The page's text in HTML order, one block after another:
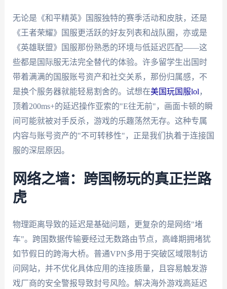
无论是《和平精英》国服独特的赛季活动和皮肤，还是
《王者荣耀》国服更活跃的好友列表和战队圈，亦或是
《英雄联盟》国服那份熟悉的环境与低延迟匹配——这
些都是国际服无法完全替代的体验。许多留学生出国时
带着满满的国服账号资产和社交关系，那份归属感，不
是换个服务器就能轻易割舍的。试想在美国玩国服lol ，
顶着200ms+的延迟操作亚索的"E往无前"，画面卡顿的瞬
间可能就被对手反杀，游戏的乐趣荡然无存。这种专属
内容与账号资产的"不可转移性"，正是我们执着于连接国
服的深层原因。
网络之墙：跨国畅玩的真正拦路
虎
物理距离导致的延迟是基础问题，更复杂的是网络"堵
车"。跨国数据传输要经过无数路由节点，高峰期拥堵犹
如节假日的跨海大桥。普通VPN多用于突破区域限制访
问网站，并不优化具体应用的连接质量，且容易触发游
戏厂商的安全警报导致封号风险。解决海外游戏高延迟